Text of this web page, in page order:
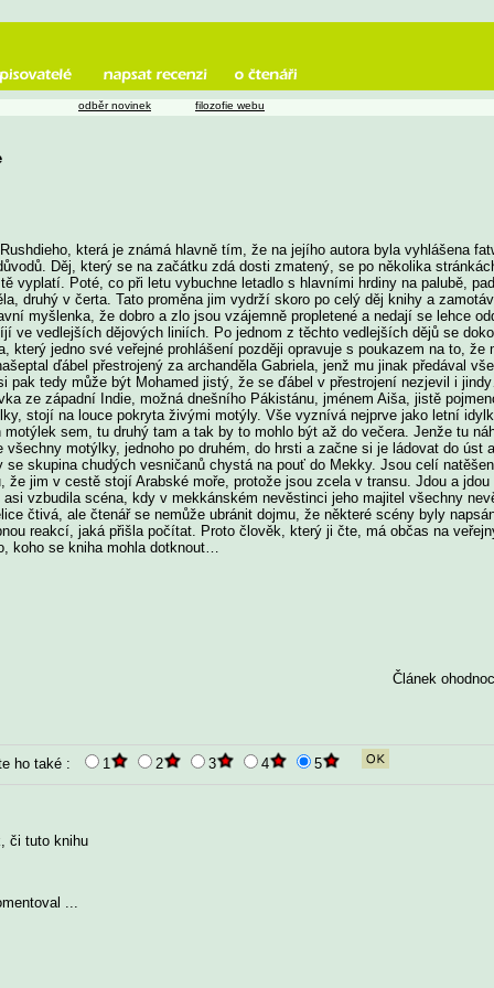
která je známá hlavně tím, že na jejího autora byla vyhlášena
Děj, který se na začátku zdá dosti zmatený, se po několika
vyplatí. Poté, co při letu vybuchne letadlo s hlavními hrdiny na palubě,
druhý v čerta. Tato proměna jim vydrží skoro po celý děj knihy a
myšlenka, že dobro a zlo jsou vzájemně propletené a nedají se lehce
ve vedlejších dějových liniích. Po jednom z těchto vedlejších dějů se
který jedno své veřejné prohlášení později opravuje s poukazem na to,
ďábel přestrojený za archanděla Gabriela, jenž mu jinak předával
pak tedy může být Mohamed jistý, že se ďábel v přestrojení nezjevil i
ze západní Indie, možná dnešního Pákistánu, jménem Aiša, jistě
stojí na louce pokryta živými motýly. Vše vyznívá nejprve jako letní
sem, tu druhý tam a tak by to mohlo být až do večera. Jenže tu
všechny motýlky, jednoho po druhém, do hrsti a začne si je ládovat do
se skupina chudých vesničanů chystá na pouť do Mekky. Jsou celí
že jim v cestě stojí Arabské moře, protože jsou zcela v transu. Jdou a
vzbudila scéna, kdy v mekkánském nevěstinci jeho majitel všechny
čtivá, ale čtenář se nemůže ubránit dojmu, že některé scény byly
reakcí, jaká přišla počítat. Proto člověk, který ji čte, má občas na
koho se kniha mohla dotknout…
Článek
ho také : 1 2 3 4 5
či tuto knihu
...
odběr novinek filozofie webu